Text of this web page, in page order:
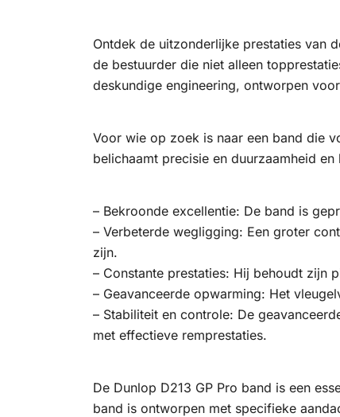
Ontdek de uitzonderlijke prestaties van
de bestuurder die niet alleen
deskundige engineering, ontworpen
Voor wie op zoek is naar een band die
belichaamt precisie en duurzaamheid
– Bekroonde excellentie: De band is
– Verbeterde wegligging: Een groter
zijn.
– Constante prestaties: Hij behoudt zijn
– Geavanceerde opwarming: Het
– Stabiliteit en controle: De
met effectieve remprestaties.
De Dunlop D213 GP Pro band is een
band is ontworpen met specifieke